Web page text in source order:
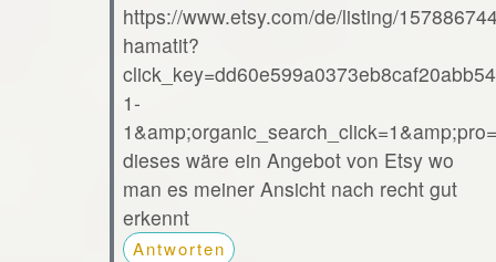
https://www.etsy.com/de/listing/
hamatit?
1-
dieses wäre ein Angebot von Etsy wo
man es meiner Ansicht nach recht gut
erkennt
Antworten